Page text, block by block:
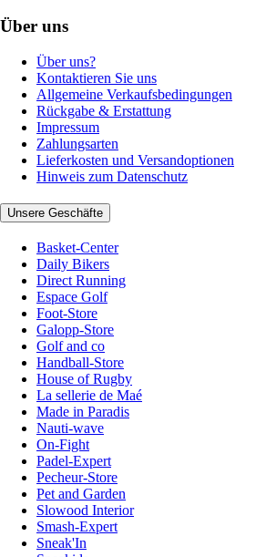
Über uns
Über uns?
Kontaktieren Sie uns
Allgemeine Verkaufsbedingungen
Rückgabe & Erstattung
Impressum
Zahlungsarten
Lieferkosten und Versandoptionen
Hinweis zum Datenschutz
Unsere Geschäfte
Basket-Center
Daily Bikers
Direct Running
Espace Golf
Foot-Store
Galopp-Store
Golf and co
Handball-Store
House of Rugby
La sellerie de Maé
Made in Paradis
Nauti-wave
On-Fight
Padel-Expert
Pecheur-Store
Pet and Garden
Slowood Interior
Smash-Expert
Sneak'In